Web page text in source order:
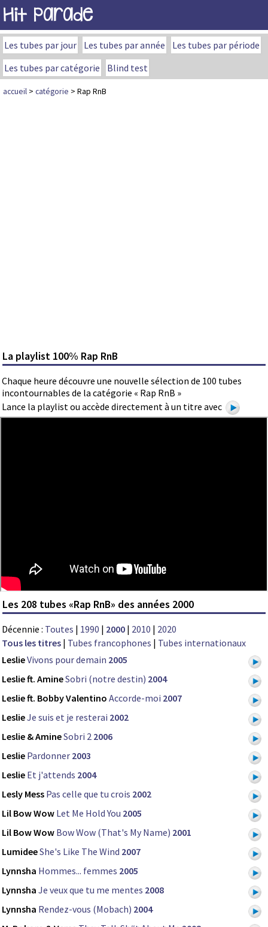
Hit Parade
Les tubes par jour Les tubes par année
Les tubes par période
Les tubes par catégorie
Blind test
accueil > catégorie > Rap RnB
La playlist 100% Rap RnB
Chaque heure découvre une nouvelle sélection de 100 tubes
incontournables de la catégorie « Rap RnB »
Lance la playlist ou accède directement à un titre avec
Les 208 tubes «Rap RnB» des années 2000
Décennie : Toutes | 1990 | 2000 | 2010 | 2020
Tous les titres | Tubes francophones | Tubes internationaux
LeslieVivons pour demain 2005
Leslie ft. AmineSobri (notre destin) 2004
Leslie ft. Bobby Valentino Accorde-moi 2007
LeslieJe suis et je resterai 2002
Leslie & AmineSobri 2 2006
Leslie Pardonner 2003
Leslie Et j'attends 2004
Lesly Mess Pas celle que tu crois 2002
Lil Bow Wow Let Me Hold You 2005
Lil Bow Wow Bow Wow (That's My Name) 2001
LumideeShe's Like The Wind 2007
Lynnsha Hommes... femmes 2005
Lynnsha Je veux que tu me mentes 2008
Lynnsha Rendez-vous (Mobach) 2004